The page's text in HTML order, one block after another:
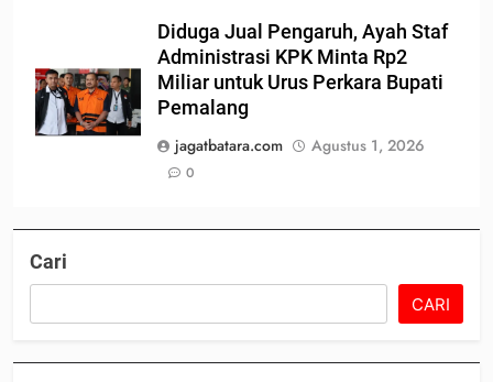
Diduga Jual Pengaruh, Ayah Staf
Administrasi KPK Minta Rp2
Miliar untuk Urus Perkara Bupati
Pemalang
jagatbatara.com
Agustus 1, 2026
0
Cari
CARI